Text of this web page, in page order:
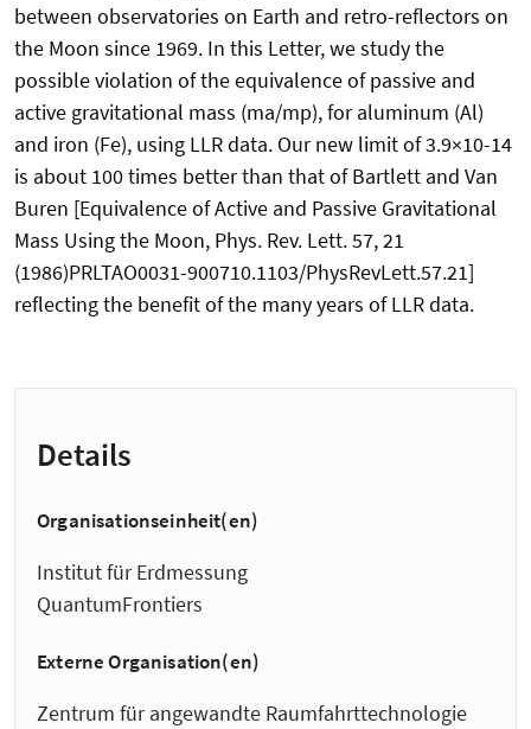
between observatories on Earth and retro-reflectors on
the Moon since 1969. In this Letter, we study the
possible violation of the equivalence of passive and
active gravitational mass (ma/mp), for aluminum (Al)
and iron (Fe), using LLR data. Our new limit of 3.9×10-14
is about 100 times better than that of Bartlett and Van
Buren [Equivalence of Active and Passive Gravitational
Mass Using the Moon, Phys. Rev. Lett. 57, 21
(1986)PRLTAO0031-900710.1103/PhysRevLett.57.21]
reflecting the benefit of the many years of LLR data.
Details
Organisationseinheit(en)
Institut für Erdmessung
QuantumFrontiers
Externe Organisation(en)
Zentrum für angewandte Raumfahrt­technologie